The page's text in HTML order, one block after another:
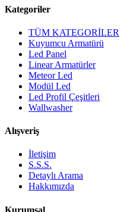
Kategoriler
TÜM KATEGORİLER
Kuyumcu Armatürü
Led Panel
Linear Armatürler
Meteor Led
Modül Led
Led Profil Çeşitleri
Wallwasher
Alışveriş
İletişim
S.S.S.
Detaylı Arama
Hakkımızda
Kurumsal